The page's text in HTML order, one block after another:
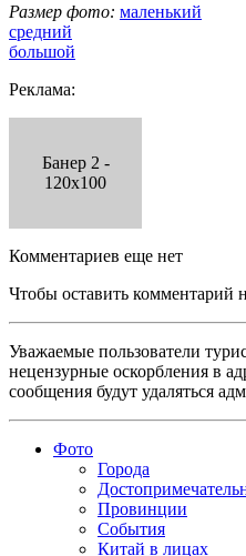
Размер фото: маленький
средний
большой
Реклама:
Банер 2 -
120x100
Комментариев еще нет
Чтобы оставить комментарий
Уважаемые пользователи
нецензурные оскорбления в
сообщения будут удаляться
Фото
Города
Провинции
События
Китай в лицах